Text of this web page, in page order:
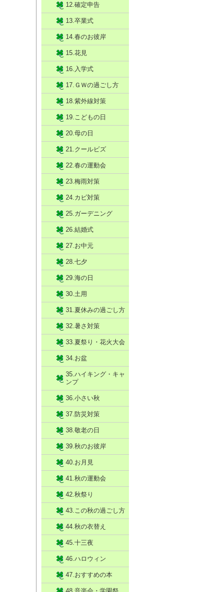
12.確定申告
13.卒業式
14.春のお彼岸
15.花見
16.入学式
17.ＧＷの過ごし方
18.紫外線対策
19.こどもの日
20.母の日
21.クールビズ
22.春の運動会
23.梅雨対策
24.カビ対策
25.ガーデニング
26.結婚式
27.お中元
28.七夕
29.海の日
30.土用
31.夏休みの過ごし方
32.暑さ対策
33.夏祭り・花火大会
34.お盆
35.ハイキング・キャ
ンプ
36.小さい秋
37.防災対策
38.敬老の日
39.秋のお彼岸
40.お月見
41.秋の運動会
42.秋祭り
43.この秋の過ごし方
44.秋の衣替え
45.十三夜
46.ハロウィン
47.おすすめの本
48.音楽会・学園祭